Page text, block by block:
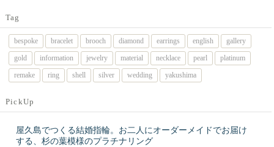
Tag
bespoke bracelet brooch diamond earrings english
gallery
gold
information jewelry material necklace pearl
platinum
remake
ring shell silver wedding yakushima
PickUp
屋久島でつくる結婚指輪。お二人にオーダーメイドでお届け
する、杉の葉模様のプラチナリング